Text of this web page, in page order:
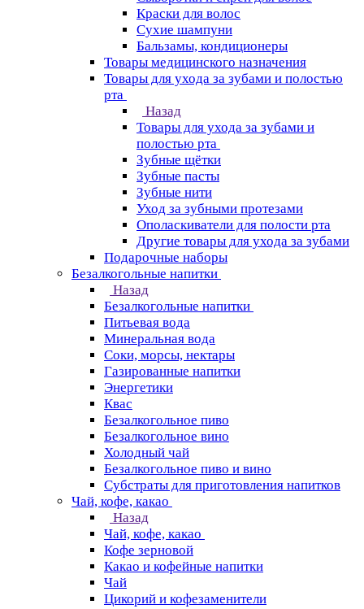
Краски для волос
Сухие шампуни
Бальзамы, кондиционеры
Товары медицинского назначения
Товары для ухода за зубами и полостью
рта
Назад
Товары для ухода за зубами и
полостью рта
Зубные щётки
Зубные пасты
Зубные нити
Уход за зубными протезами
Ополаскиватели для полости рта
Другие товары для ухода за зубами
Подарочные наборы
Безалкогольные напитки
Назад
Безалкогольные напитки
Питьевая вода
Минеральная вода
Соки, морсы, нектары
Газированные напитки
Энергетики
Квас
Безалкогольное пиво
Безалкогольное вино
Холодный чай
Безалкогольное пиво и вино
Субстраты для приготовления напитков
Чай, кофе, какао
Назад
Чай, кофе, какао
Кофе зерновой
Какао и кофейные напитки
Чай
Цикорий и кофезаменители